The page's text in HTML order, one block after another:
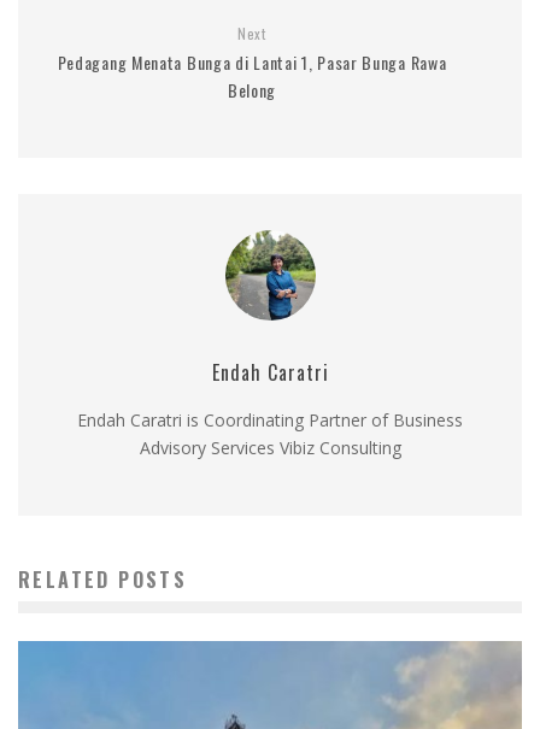
Next
Pedagang Menata Bunga di Lantai 1, Pasar Bunga Rawa
Belong
Endah Caratri
Endah Caratri is Coordinating Partner of Business
Advisory Services Vibiz Consulting
RELATED POSTS